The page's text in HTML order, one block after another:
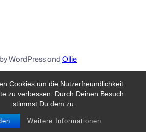
Cookies um die Nutzerfreundlichkeit
zu verbessen. Durch Deinen Besuch
stimmst Du dem zu.
Weitere Informationen
WordPress and Ollie
Visit Mike